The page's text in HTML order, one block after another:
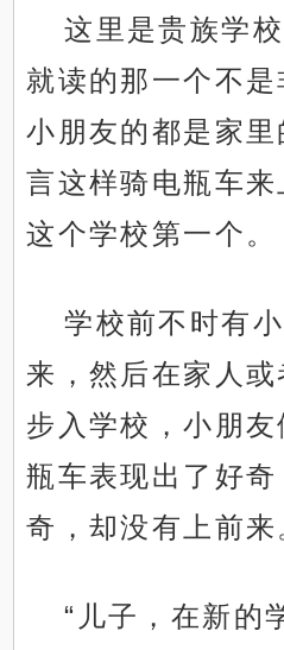
这里是贵族学
就读的那一个不
小朋友的都是家
言这样骑电瓶车
这个学校第一个。
学校前不时有
来，然后在家人
步入学校，小朋
瓶车表现出了好
奇，却没有上前来
“儿子，在新的